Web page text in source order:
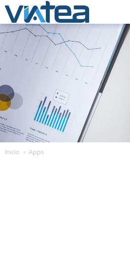
Inicio Apps